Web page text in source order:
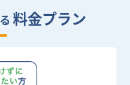
料金プラン